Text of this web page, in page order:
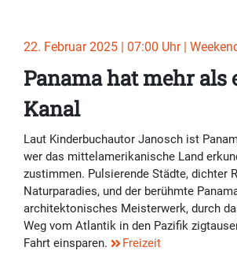
22. Februar 2025 | 07:00 Uhr |
Panama hat mehr als
Kanal
Laut Kinderbuchautor Janosch ist
wer das mittelamerikanische Land
zustimmen. Pulsierende Städte, dichter
Naturparadies, und der berühmte
architektonisches Meisterwerk, durch
Weg vom Atlantik in den Pazifik
Fahrt einsparen.
Freizeit